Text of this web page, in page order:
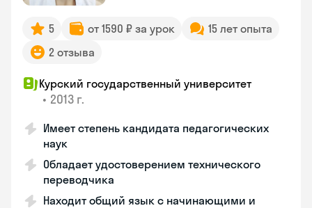
5 от 1590 ₽ за урок
15 лет опыта
2 отзыва
Курский государственный университет
• 2013 г.
Имеет степень кандидата педагогических
наук
Обладает удостоверением технического
переводчика
Находит общий язык с начинающими и